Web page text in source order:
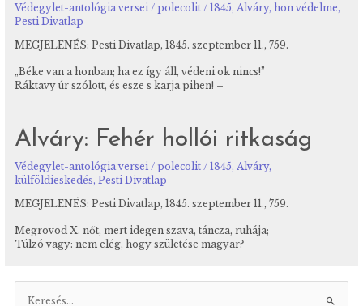
Védegylet-antológia versei / polecolit /1845,Alváry,hon védelme,
Pesti Divatlap
MEGJELENÉS: Pesti Divatlap, 1845. szeptember 11., 759.
„Béke van a honban; ha ez így áll, védeni ok nincs!”
Ráktavy úr szólott, és esze s karja pihen! –
Alváry: Fehér hollói ritkaság
Védegylet-antológia versei / polecolit /1845,Alváry,
külföldieskedés,Pesti Divatlap
MEGJELENÉS: Pesti Divatlap, 1845. szeptember 11., 759.
Megrovod X. nőt, mert idegen szava, táncza, ruhája;
Túlzó vagy: nem elég, hogy születése magyar?